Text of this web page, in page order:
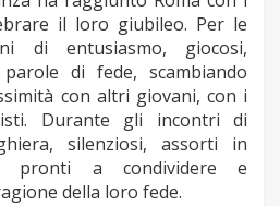
il loro giubileo. Per le
di entusiasmo, giocosi,
di fede, scambiando
con altri giovani, con i
Durante gli incontri di
silenziosi, assorti in
pronti a condividere e
della loro fede.